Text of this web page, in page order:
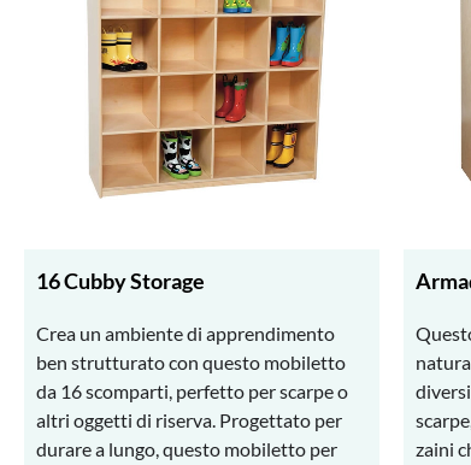
16 Cubby Storage
Crea un ambiente di apprendimento
ben strutturato con questo mobiletto
da 16 scomparti, perfetto per scarpe o
altri oggetti di riserva. Progettato per
durare a lungo, questo mobiletto per
zaini